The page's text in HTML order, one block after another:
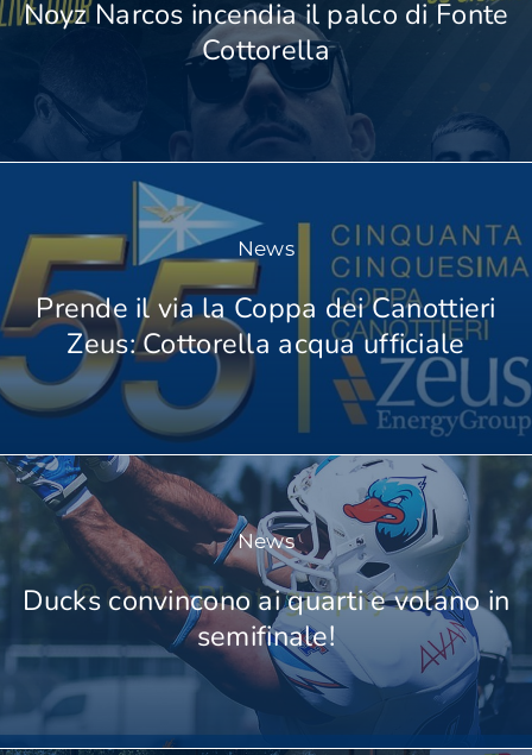
IT
Noyz Narcos incendia il palco di Fonte
Cottorella
News
Prende il via la Coppa dei Canottieri
Zeus: Cottorella acqua ufficiale
News
Ducks convincono ai quarti e volano in
semifinale!